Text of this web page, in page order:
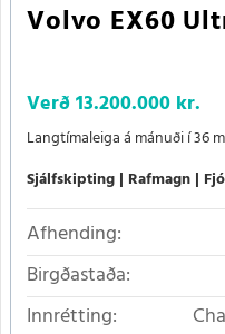
Volvo EX60
Verð13.200.000 kr.
Langtímaleiga á mánuði í 36
Sjálfskipting Rafmagn
Afhending:
Birgðastaða:
Innrétting: